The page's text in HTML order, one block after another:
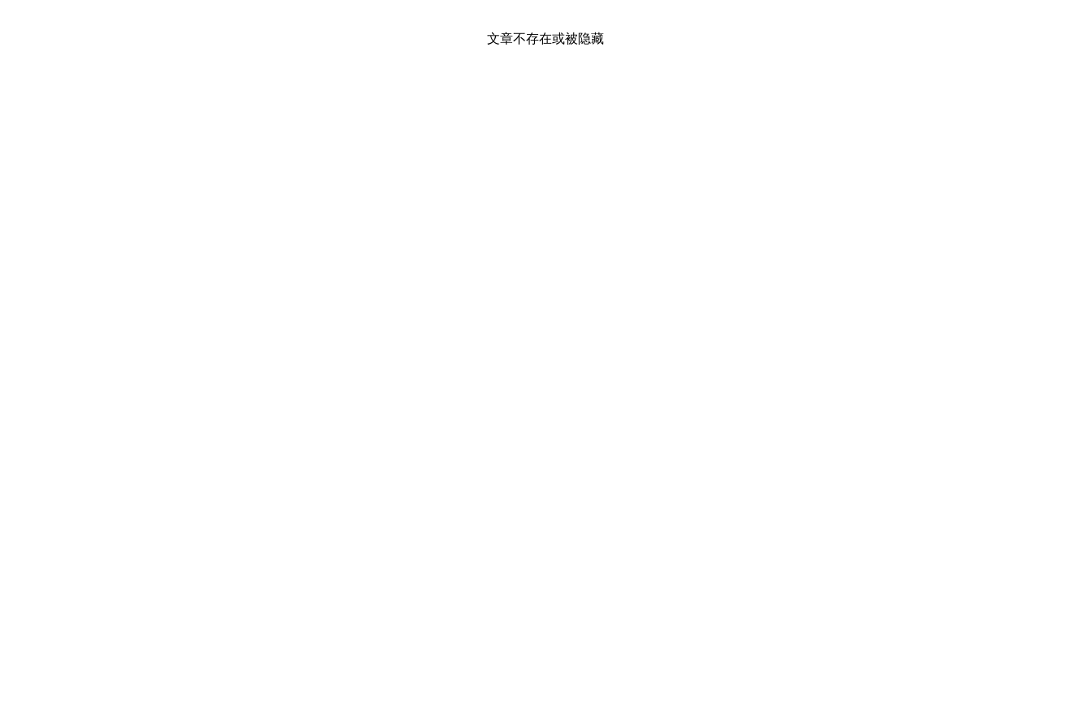
文章不存在或被隐藏